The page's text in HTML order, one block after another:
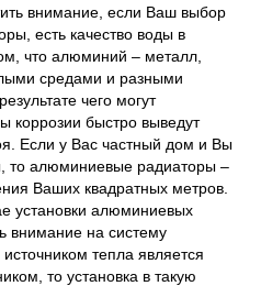
внимание, если Ваш выбор
есть качество воды в
что алюминий – металл,
средами и разными
чего могут
коррозии быстро выведут
Если у Вас частный дом и Вы
то алюминиевые радиаторы –
Ваших квадратных метров.
установки алюминиевых
внимание на систему
тепла является
то установка в такую